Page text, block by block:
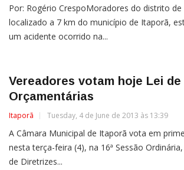
Por: Rogério CrespoMoradores do distrito
localizado a 7 km do município de Itaporã,
um acidente ocorrido na...
Vereadores votam hoje Lei
Orçamentárias
Itaporã Tuesday, 4 de June de 2013 às 13:39
A Câmara Municipal de Itaporã vota em
nesta terça-feira (4), na 16ª Sessão
de Diretrizes...